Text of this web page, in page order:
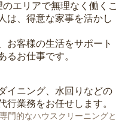
エリアで無理なく働くこ
は、得意な家事を活かし
お客様の生活をサポート
るお仕事です。
イニング、水回りなどの
行業務をお任せします。
門的なハウスクリーニングと